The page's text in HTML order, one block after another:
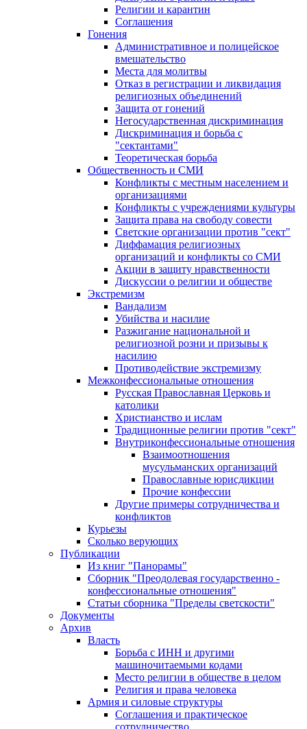
Религии и карантин
Соглашения
Гонения
Административное и полицейское
вмешательство
Места для молитвы
Отказ в регистрации и ликвидация
религиозных объединений
Защита от гонений
Негосударственная дискриминация
Дискриминация и борьба с
"сектантами"
Теоретическая борьба
Общественность и СМИ
Конфликты с местным населением и
организациями
Конфликты с учреждениями культуры
Защита права на свободу совести
Светские организации против "сект"
Диффамация религиозных
организаций и конфликты со СМИ
Акции в защиту нравственности
Дискуссии о религии и обществе
Экстремизм
Вандализм
Убийства и насилие
Разжигание национальной и
религиозной розни и призывы к
насилию
Противодействие экстремизму
Межконфессиональные отношения
Русская Православная Церковь и
католики
Христианство и ислам
Традиционные религии против "сект"
Внутриконфессиональные отношения
Взаимоотношения
мусульманских организаций
Православные юрисдикции
Прочие конфессии
Другие примеры сотрудничества и
конфликтов
Курьезы
Сколько верующих
Публикации
Из книг "Панорамы"
Сборник "Преодолевая государственно -
конфессиональные отношения"
Статьи сборника "Пределы светскости"
Документы
Архив
Власть
Борьба с ИНН и другими
машиночитаемыми кодами
Место религии в обществе в целом
Религия и права человека
Армия и силовые структуры
Соглашения и практическое
сотрудничество